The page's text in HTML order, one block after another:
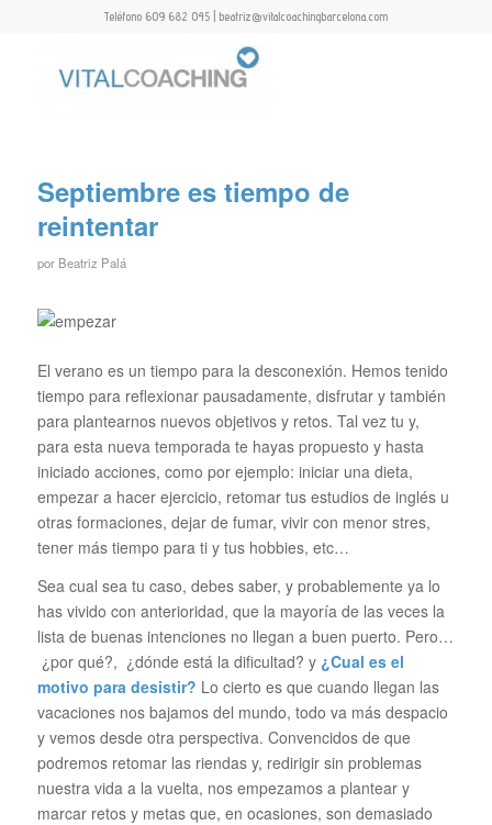
Teléfono 609 682 045 | beatriz@vitalcoachingbarcelona.com
Septiembre es tiempo de
reintentar
por Beatriz Palá
El verano es un tiempo para la desconexión. Hemos tenido
tiempo para reflexionar pausadamente, disfrutar y también
para plantearnos nuevos objetivos y retos. Tal vez tu y,
para esta nueva temporada te hayas propuesto y hasta
iniciado acciones, como por ejemplo: iniciar una dieta,
empezar a hacer ejercicio, retomar tus estudios de inglés u
otras formaciones, dejar de fumar, vivir con menor stres,
tener más tiempo para ti y tus hobbies, etc…
Sea cual sea tu caso, debes saber, y probablemente ya lo
has vivido con anterioridad, que la mayoría de las veces la
lista de buenas intenciones no llegan a buen puerto. Pero…
¿por qué?, ¿dónde está la dificultad? y ¿Cual es el
motivo para desistir? Lo cierto es que cuando llegan las
vacaciones nos bajamos del mundo, todo va más despacio
y vemos desde otra perspectiva. Convencidos de que
podremos retomar las riendas y, redirigir sin problemas
nuestra vida a la vuelta, nos empezamos a plantear y
marcar retos y metas que, en ocasiones, son demasiado